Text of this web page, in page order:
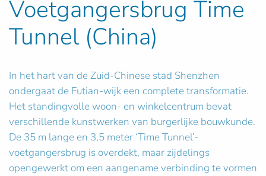
Voetgangersbrug Time
Tunnel (China)
In het hart van de Zuid-Chinese stad Shenzhen
ondergaat de Futian-wijk een complete transformatie.
Het standingvolle woon- en winkelcentrum bevat
verschillende kunstwerken van burgerlijke bouwkunde.
De 35 m lange en 3,5 meter ‘Time Tunnel’-
voetgangersbrug is overdekt, maar zijdelings
opengewerkt om een aangename verbinding te vormen